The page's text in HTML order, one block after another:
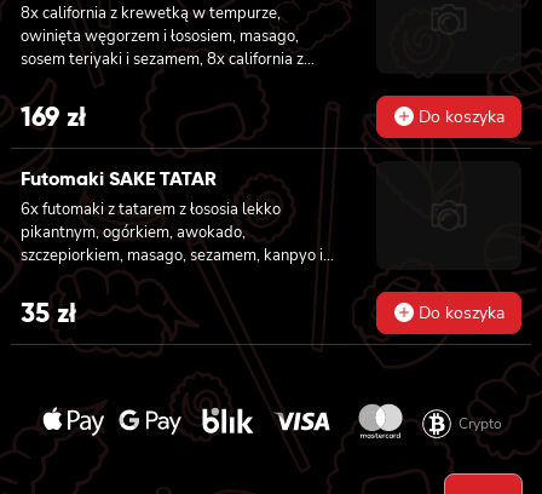
8x california z krewetką w tempurze,
owinięta węgorzem i łososiem, masago,
sosem teriyaki i sezamem, 8x california z
serkiem philadelphia i kanpyo, owinięta
opalonym łososiem, sosem teriyaki,
sezamem, 8x california z serkiem
philadelphia i awokado owinięta łososiem, 6x
futomaki z krewetką w tempurze, ogórkiem,
sałatą i majonezem lekko pikantnym, 6x
futomaki z łososiem, awokado, ogórkiem,
serkiem philadelphia i sałatą, sezamem, 6x
futomaki z pieczonym łososiem, serkiem
philadelphia, awokado, ogórkiem, kanpyo,
sałatą, sosem teriyaki i sezamem
169 zł Do koszyka
Futomaki SAKE TATAR
6x futomaki z tatarem z łososia lekko
pikantnym, ogórkiem, awokado,
szczepiorkiem, masago, sezamem, kanpyo i
sałatą
35zł Do koszyka
Crypto